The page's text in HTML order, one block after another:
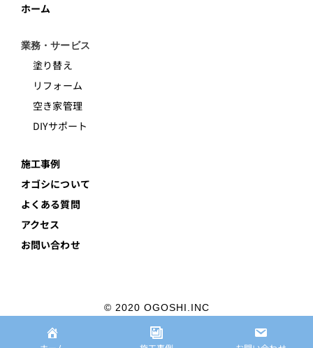
ホーム
業務・サービス
塗り替え
リフォーム
空き家管理
DIYサポート
施工事例
オゴシについて
よくある質問
アクセス
お問い合わせ
© 2020 OGOSHI.INC
プライバシーポリシー